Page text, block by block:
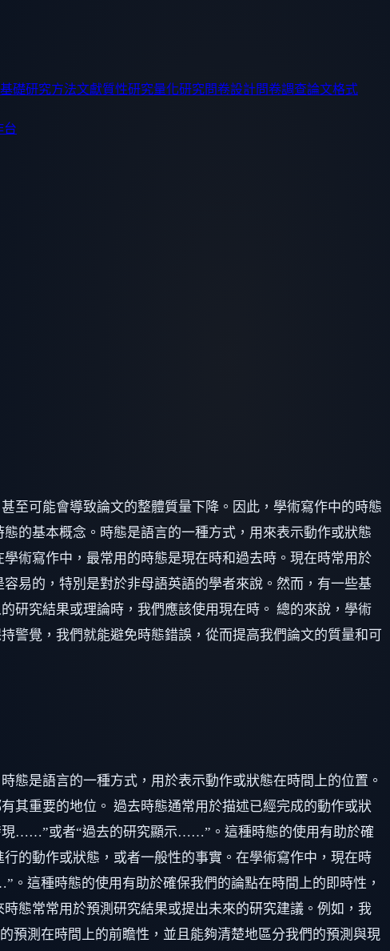
礎研究方法文獻質性研究量化研究問卷設計問卷調查論文格式
台
至可能會導致論文的整體質量下降。因此，學術寫作中的時態
的基本概念。時態是語言的一種方式，用來表示動作或狀態
術寫作中，最常用的時態是現在時和過去時。現在時常用於
易的，特別是對於非母語英語的學者來說。然而，有一些基
研究結果或理論時，我們應該使用現在時。 總的來說，學術
警覺，我們就能避免時態錯誤，從而提高我們論文的質量和可
態是語言的一種方式，用於表示動作或狀態在時間上的位置。
其重要的地位。 過去時態通常用於描述已經完成的動作或狀
現……”或者“過去的研究顯示……”。這種時態的使用有助於確
的動作或狀態，或者一般性的事實。在學術寫作中，現在時
這種時態的使用有助於確保我們的論點在時間上的即時性，
態常常用於預測研究結果或提出未來的研究建議。例如，我
測在時間上的前瞻性，並且能夠清楚地區分我們的預測與現